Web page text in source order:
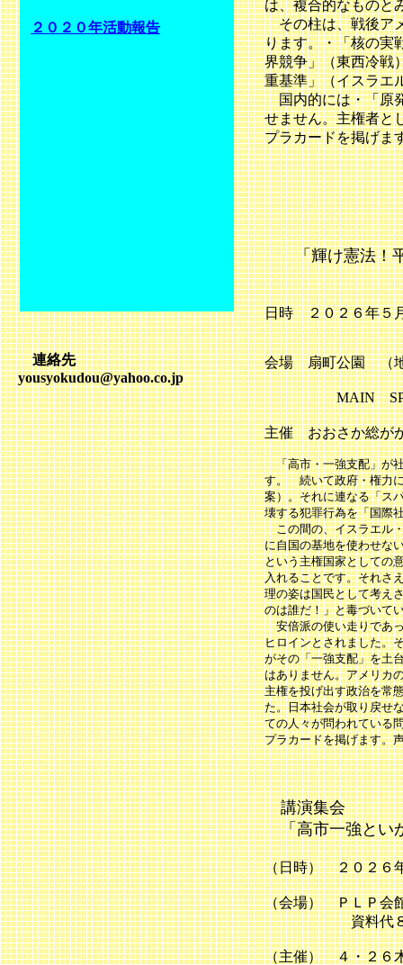
は、複合的なものと
その柱は、戦後ア
ります。・「核の実
界競争」（東西冷戦
重基準」（イスラエ
国内的には・「原
せません。主権者と
プラカードを掲げま
「輝け憲法！
おお
日時 ２０２６年５
会場 扇町公園 （地
MAIN SPEECH
主催 おおさか総が
「高市・一強支配」が社
す。 続いて政府・権力
案）。それに連なる「ス
壊する犯罪行為を「国際
この間の、イスラエル・
に自国の基地を使わせな
という主権国家としての
入れることです。それさ
理の姿は国民として考え
のは誰だ！」と毒づいて
安倍派の使い走りであっ
ヒロインとされました。
がその「一強支配」を土
はありません。アメリカ
主権を投げ出す政治を常
た。日本社会が取り戻せ
ての人々が問われている
プラカードを掲げます。
講演集会
「高市一強とい
（日時） ２０２６
（会場） ＰＬＰ会
資料代８０
（主催） ４・２６
２０２０年活動報告
連絡先
yousyokudou@yahoo.co.jp